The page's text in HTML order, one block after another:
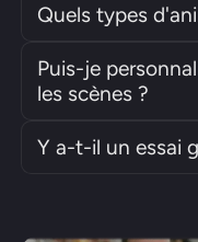
Quels types
Puis-je
les scènes ?
Y a-t-il un essai